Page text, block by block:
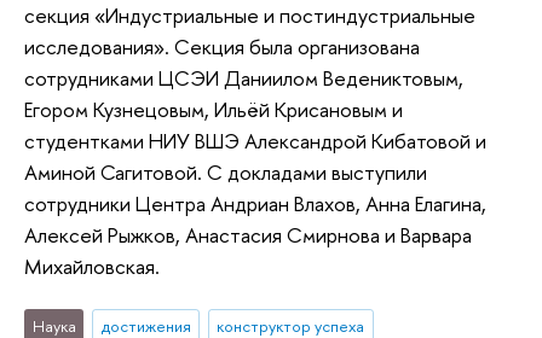
секция «Индустриальные и постиндустриальные
исследования». Секция была организована
сотрудниками ЦСЭИ Даниилом Ведениктовым,
Егором Кузнецовым, Ильёй Крисановым и
студентками НИУ ВШЭ Александрой Кибатовой и
Аминой Сагитовой. С докладами выступили
сотрудники Центра Андриан Влахов, Анна Елагина,
Алексей Рыжков, Анастасия Смирнова и Варвара
Михайловская.
Наука достижения
конструктор успеха